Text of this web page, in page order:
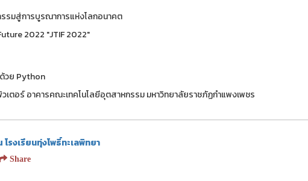
รรมสู่การบูรณาการแห่งโลกอนาคต
2022 "JTIF 2022"
วย Python
เตอร์ อาคารคณะเทคโนโลยีอุตสาหกรรม มหาวิทยาลัยราชภัฏกำแพงเพชร
รงเรียนทุ่งโพธิ์ทะเลพิทยา
Share